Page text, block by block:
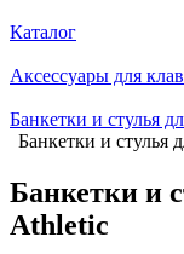
Каталог
Аксессуары для
Банкетки и стулья
Банкетки и стулья
Банкетки и
Athletic